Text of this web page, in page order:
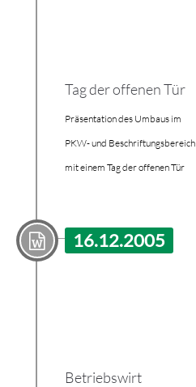
Tag der offenen Tür
Präsentation des Umbaus im
PKW- und Beschriftungsbereich
mit einem Tag der offenen Tür
16.12.2005
Betriebswirt